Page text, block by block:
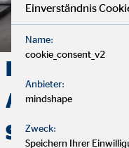
Deine
Analyse,
Service
Einverständnis
Name:
cookie_consent_v2
Anbieter:
mindshape
Zweck:
Speichern Ihrer